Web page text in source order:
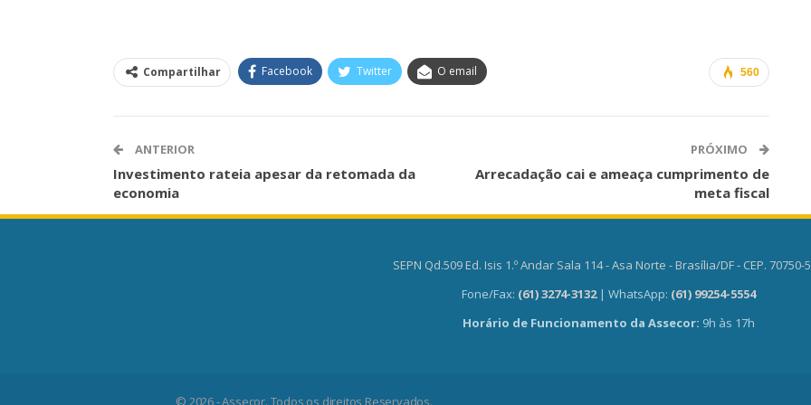
560
Compartilhar Facebook Twitter O email
ANTERIOR
Investimento rateia apesar da retomada da
economia
PRÓXIMO
Arrecadação cai e ameaça cumprimento de
meta fiscal
SEPN Qd.509 Ed. Isis 1.º Andar Sala 114 - Asa Norte - Brasília/DF - CEP. 70750-
Fone/Fax: (61) 3274-3132 | WhatsApp: (61) 99254-5554
Horário de Funcionamento da Assecor: 9h às 17h
© 2026 - Assecor. Todos os direitos Reservados.